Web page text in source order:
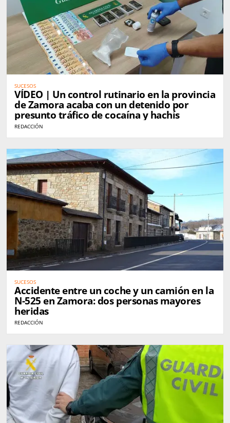
SUCESOS
VÍDEO | Un control rutinario en la provincia
de Zamora acaba con un detenido por
presunto tráfico de cocaína y hachís
REDACCIÓN
SUCESOS
Accidente entre un coche y un camión en la
N-525 en Zamora: dos personas mayores
heridas
REDACCIÓN